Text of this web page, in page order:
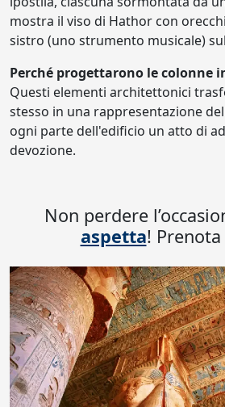
mostra il viso di Hathor con
sistro (uno strumento musicale)
Perché progettarono le colonne
Questi elementi architettonici
stesso in una rappresentazione
ogni parte dell'edificio un atto di
devozione.
Non perdere
aspetta!